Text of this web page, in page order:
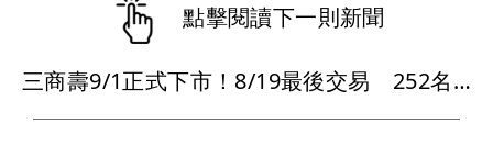
點擊閱讀下一則新聞
三商壽9/1正式下市！8/19最後交易 252名千張大戶將換玉山金